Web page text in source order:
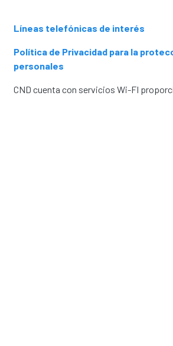
Líneas telefónicas de interés
Política de Privacidad para la
personales
CND cuenta con servicios Wi-FI